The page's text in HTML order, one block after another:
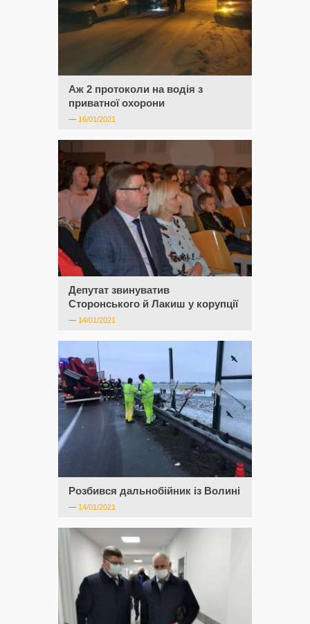
Аж 2 протоколи на водія з
приватної охорони
— 16/01/2021
Депутат звинуватив
Сторонського й Лакиш у корупції
— 14/01/2021
Розбився дальнобійник із Волині
— 14/01/2021